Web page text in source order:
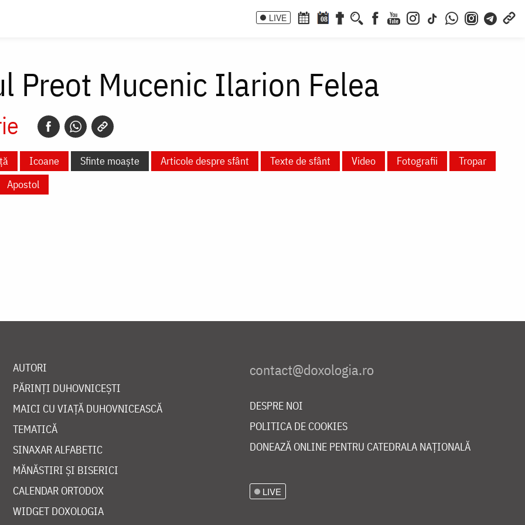
LIVE 08
Preot Mucenic Ilarion Felea
Icoane Sfinte moaște Articole despre sfânt Texte de sfânt Video Fotografii
Tropar
Apostol
AUTORI
PĂRINȚI DUHOVNICEȘTI
MAICI CU VIAȚĂ DUHOVNICEASCĂ
TEMATICĂ
SINAXAR ALFABETIC
MĂNĂSTIRI ȘI BISERICI
CALENDAR ORTODOX
WIDGET DOXOLOGIA
DESPRE NOI
POLITICA DE COOKIES
DONEAZĂ ONLINE PENTRU CATEDRALA NAȚIONALĂ
LIVE